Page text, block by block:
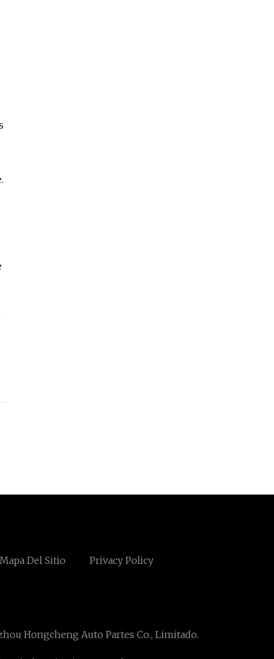
Mapa Del Sitio Privacy Policy
Hongcheng Auto Partes Co., Limitado.